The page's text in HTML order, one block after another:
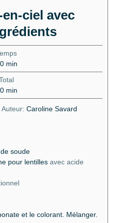
ciel avec
min
min
Auteur:Caroline Savard
soude
pour lentilles avec acide
et le colorant. Mélanger.